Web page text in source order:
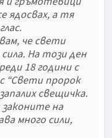
ядосвах, а тя
че свети
На този ден
18 години с
“Свети пророк
свещичка.
на
много сили,